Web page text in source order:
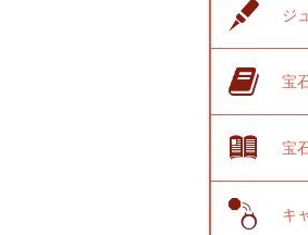
ジ
宝
宝
キ